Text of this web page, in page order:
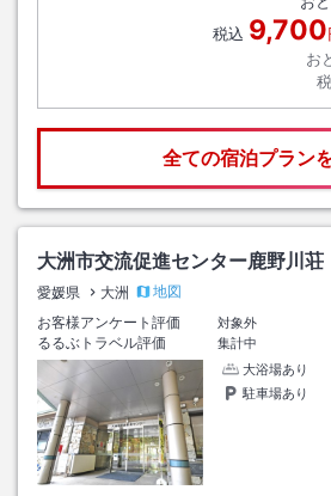
税込 9,700
お
全ての宿泊プラン
大洲市交流促進センター鹿野川荘
愛媛県 大洲
地図
お客様アンケート評価
対象外
るるぶトラベル評価
集計中
大浴場あり
駐車場あり